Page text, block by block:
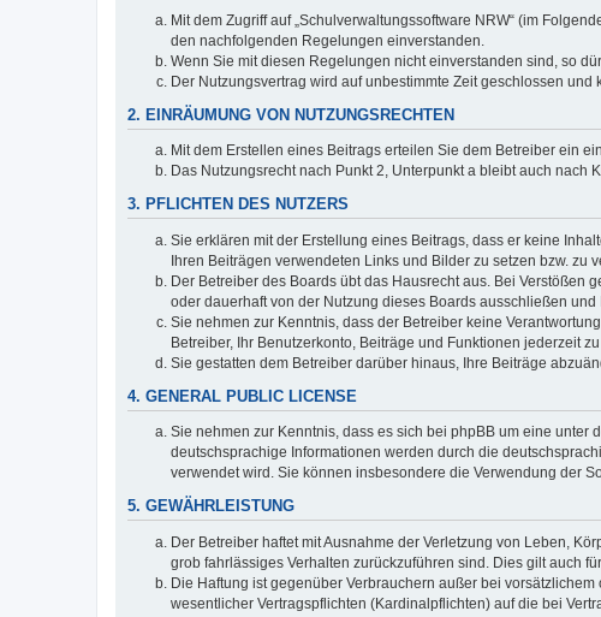
Mit dem Zugriff auf „Schulverwaltungssoftware NRW“ (im
den nachfolgenden Regelungen einverstanden.
Wenn Sie mit diesen Regelungen nicht einverstanden sind, so
Der Nutzungsvertrag wird auf unbestimmte Zeit geschlossen
2. EINRÄUMUNG VON NUTZUNGSRECHTEN
Mit dem Erstellen eines Beitrags erteilen Sie dem Betreiber ein
Das Nutzungsrecht nach Punkt 2, Unterpunkt a bleibt auch nach
3. PFLICHTEN DES NUTZERS
Sie erklären mit der Erstellung eines Beitrags, dass er keine
Ihren Beiträgen verwendeten Links und Bilder zu setzen bzw. zu
Der Betreiber des Boards übt das Hausrecht aus. Bei
oder dauerhaft von der Nutzung dieses Boards ausschließen und
Sie nehmen zur Kenntnis, dass der Betreiber keine
Betreiber, Ihr Benutzerkonto, Beiträge und Funktionen jederzeit
Sie gestatten dem Betreiber darüber hinaus, Ihre Beiträge
4. GENERAL PUBLIC LICENSE
Sie nehmen zur Kenntnis, dass es sich bei phpBB um eine unter
deutschsprachige Informationen werden durch die
verwendet wird. Sie können insbesondere die Verwendung der
5. GEWÄHRLEISTUNG
Der Betreiber haftet mit Ausnahme der Verletzung von Leben,
grob fahrlässiges Verhalten zurückzuführen sind. Dies gilt auch
Die Haftung ist gegenüber Verbrauchern außer bei
wesentlicher Vertragspflichten (Kardinalpflichten) auf die bei